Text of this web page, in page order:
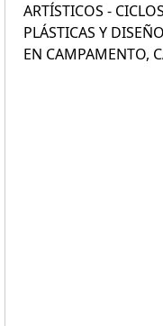
ARTÍSTICOS -
PLÁSTICAS Y
EN CAMPAMENTO,